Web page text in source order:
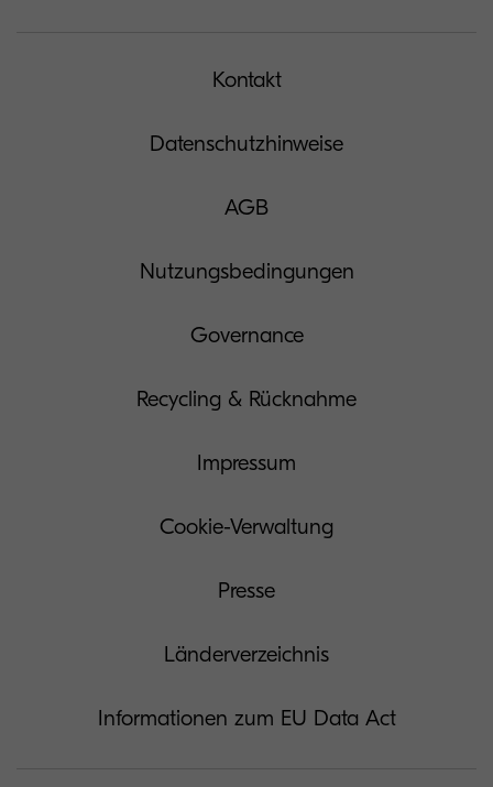
Kontakt
Datenschutzhinweise
AGB
Nutzungsbedingungen
Governance
Recycling & Rücknahme
Impressum
Cookie-Verwaltung
Presse
Länderverzeichnis
Informationen zum EU Data Act